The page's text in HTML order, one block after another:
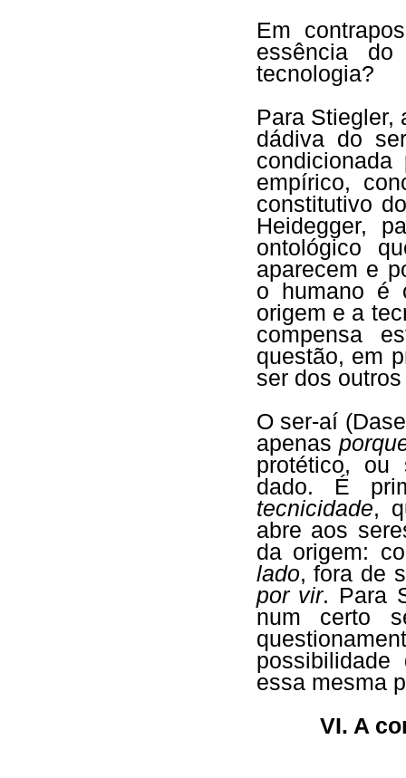
Em
essência
tecnologia?
Para Stiegler,
dádiva do
empírico,
constitutivo
Heidegger,
ontológico
aparecem e
o humano é
origem e a
compensa
questão, em
ser dos
O ser-aí
apenas
protético, ou
dado. É
tecnicidade,
abre aos
da origem:
lado, fora de
por vir. Para
num certo
essa mesma
VI. A